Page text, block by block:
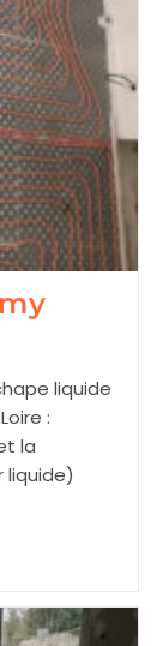
liquide
:
la
liquide)